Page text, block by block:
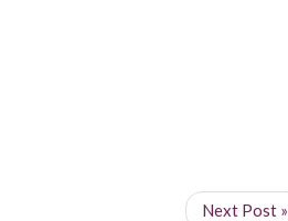
Next Post »